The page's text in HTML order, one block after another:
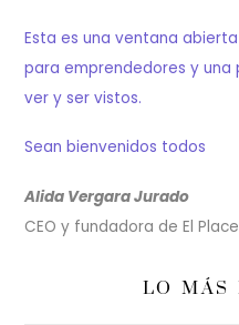
Esta es una ventana
para emprendedores y una
ver y ser vistos.
Sean bienvenidos todos
Alida Vergara Jurado
CEO y fundadora de El
LO MÁS